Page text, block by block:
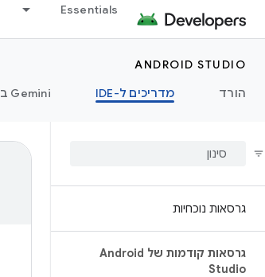
Essentials
ANDROID STUDIO
הורד
מדריכים ל-IDE ‫Gemini ב-Android Studio
גרסאות נוכחיות
גרסאות קודמות של Android
Studio